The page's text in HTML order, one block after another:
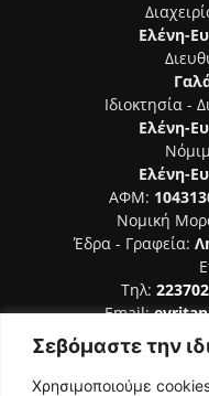
Σεβόμαστε την
Χρησιμοποιούμε
Ελένη-
Ιδιοκτησία -
Ελένη-
Ελένη-
ΑΦΜ:
Νομική
Έδρα - Γραφεία:
Τηλ:
Email:
Αριθμός